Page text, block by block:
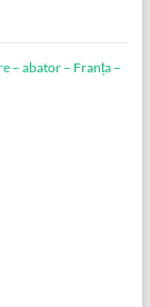
– abator – Franța –